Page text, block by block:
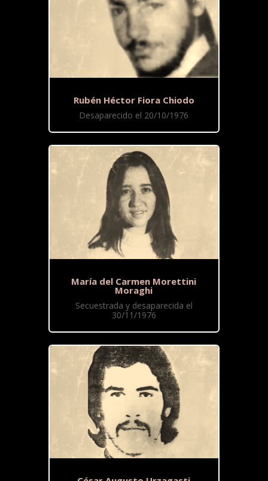
Rubén Héctor Fiora Chiodo
Desaparecido el 20/10/1976
María del Carmen Morettini
Moraghi
Secuestrada y desaparecida el
30/11/1976